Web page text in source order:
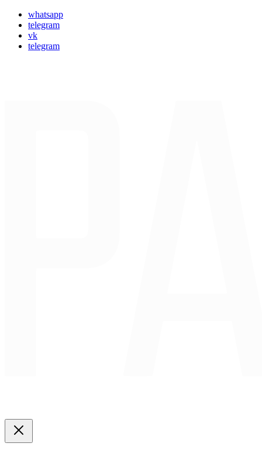
whatsapp
telegram
vk
telegram